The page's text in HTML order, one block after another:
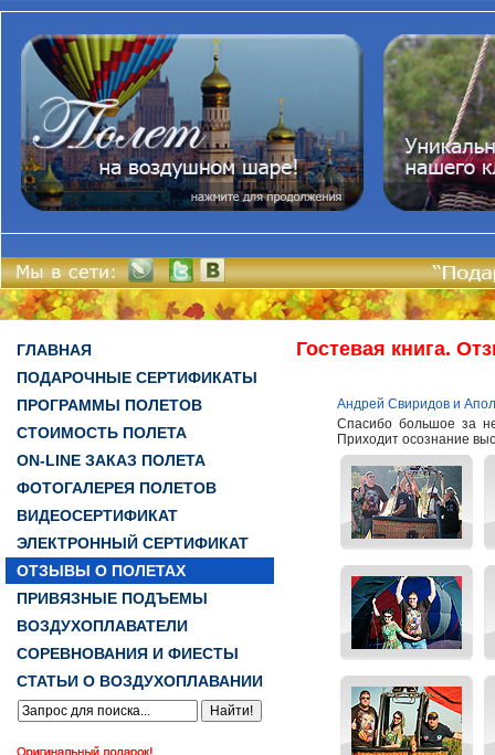
ГЛАВНАЯ
ПОДАРОЧНЫЕ СЕРТИФИКАТЫ
ПРОГРАММЫ ПОЛЕТОВ
СТОИМОСТЬ ПОЛЕТА
ON-LINE ЗАКАЗ ПОЛЕТА
ФОТОГАЛЕРЕЯ ПОЛЕТОВ
ВИДЕОСЕРТИФИКАТ
ЭЛЕКТРОННЫЙ СЕРТИФИКАТ
ОТЗЫВЫ О ПОЛЕТАХ
ПРИВЯЗНЫЕ ПОДЪЕМЫ
ВОЗДУХОПЛАВАТЕЛИ
СОРЕВНОВАНИЯ И ФИЕСТЫ
СТАТЬИ О ВОЗДУХОПЛАВАНИИ
Гостевая книга.
Андрей Свиридов и
Спасибо большое за
Приходит осознание